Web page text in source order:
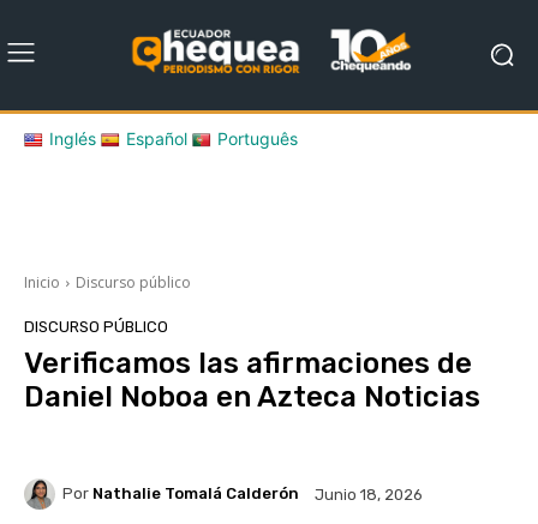
Inglés Español Português
Inicio Discurso público
DISCURSO PÚBLICO
Verificamos las afirmaciones de
Daniel Noboa en Azteca Noticias
Por Nathalie Tomalá Calderón Junio 18, 2026